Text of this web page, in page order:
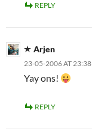
REPLY
Arjen
23-05-2006 AT 23:38
Yay ons!
REPLY